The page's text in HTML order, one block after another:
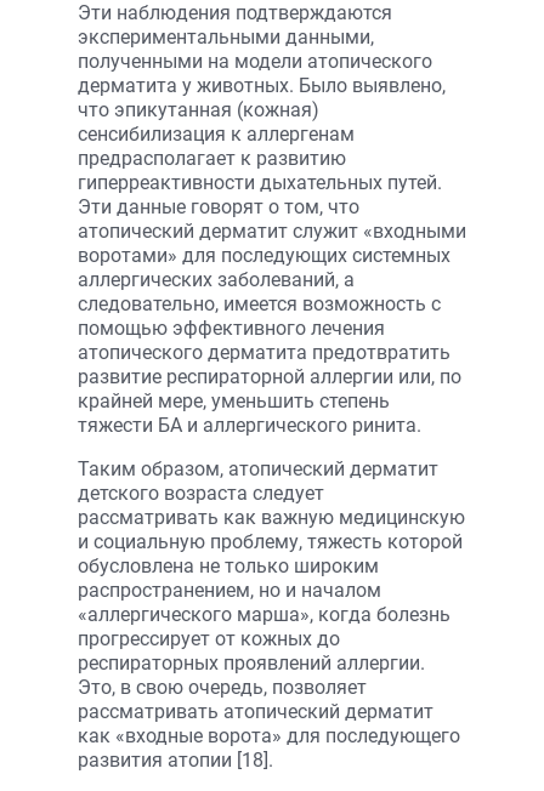
Эти наблюдения подтверждаются
экспериментальными данными,
полученными на модели атопического
дерматита у животных. Было выявлено,
что эпикутанная (кожная)
сенсибилизация к аллергенам
предрасполагает к развитию
гиперреактивности дыхательных путей.
Эти данные говорят о том, что
атопический дерматит служит «входными
воротами» для последующих системных
аллергических заболеваний, а
следовательно, имеется возможность с
помощью эффективного лечения
атопического дерматита предотвратить
развитие респираторной аллергии или, по
крайней мере, уменьшить степень
тяжести БА и аллергического ринита.
Таким образом, атопический дерматит
детского возраста следует
рассматривать как важную медицинскую
и социальную проблему, тяжесть которой
обусловлена не только широким
распространением, но и началом
«аллергического марша», когда болезнь
прогрессирует от кожных до
респираторных проявлений аллергии.
Это, в свою очередь, позволяет
рассматривать атопический дерматит
как «входные ворота» для последующего
развития атопии [18].